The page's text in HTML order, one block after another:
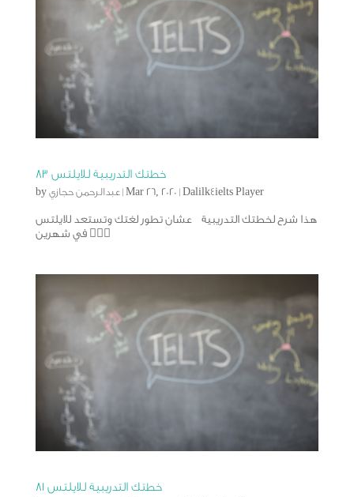
خطتك التدريبية للايلتس ٨٣
by عبدالرحمن حجازي | Mar 26, 2020 | Dalilk4ielts Player
هذا شرح لخطتك التدريبية عشان تطور لغتك وتستعد للايلتس
في شهرين 🙅🏻‍♂️
خطتك التدريبية للايلتس ٨١